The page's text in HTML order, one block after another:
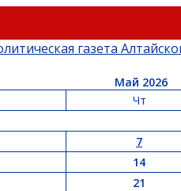
Май 2026
Чт
7
14
21